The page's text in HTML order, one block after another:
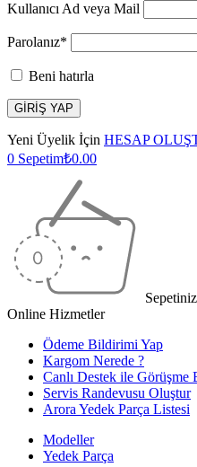
Kullanıcı Ad veya Mail
Parolanız*
Beni hatırla
Yeni Üyelik İçin HESAP
0 Sepetim₺0.00
Online Hizmetler
Ödeme Bildirimi Yap
Kargom Nerede ?
Canlı Destek ile Görüşme
Servis Randevusu Oluştur
Arora Yedek Parça Listesi
Modeller
Yedek Parça